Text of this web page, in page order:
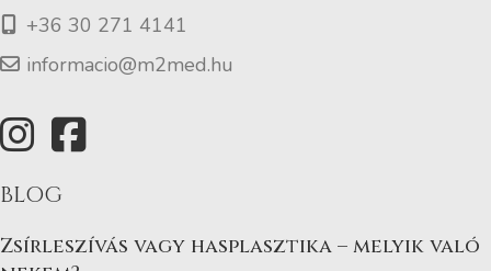
+36 30 271 4141
informacio@m2med.hu
BLOG
Zsírleszívás vagy hasplasztika – melyik való